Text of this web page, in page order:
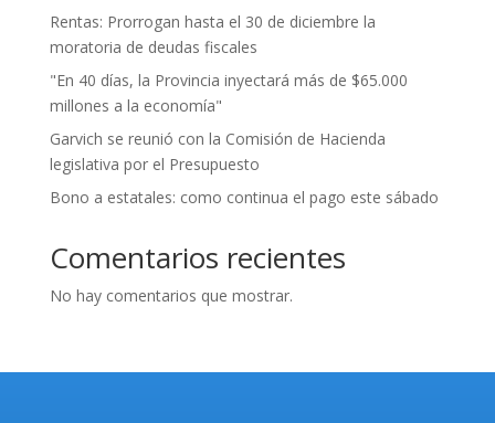
Rentas: Prorrogan hasta el 30 de diciembre la
moratoria de deudas fiscales
"En 40 días, la Provincia inyectará más de $65.000
millones a la economía"
Garvich se reunió con la Comisión de Hacienda
legislativa por el Presupuesto
Bono a estatales: como continua el pago este sábado
Comentarios recientes
No hay comentarios que mostrar.